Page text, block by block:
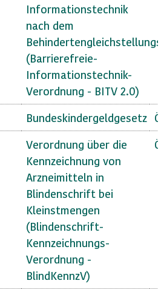
Informationstechnik
nach dem
(Barrierefreie-
Informationstechnik-
Verordnung - BITV 2.0)
Bundeskindergeldgesetz
Verordnung über die
Kennzeichnung von
Arzneimitteln in
Blindenschrift bei
Kleinstmengen
(Blindenschrift-
Kennzeichnungs-
Verordnung -
BlindKennzV)